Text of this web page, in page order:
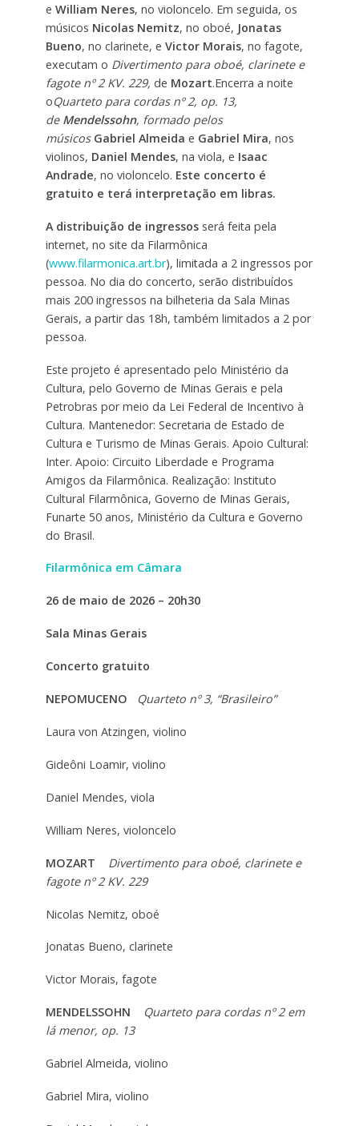
e William Neres, no violoncelo. Em seguida, os
músicos Nicolas Nemitz, no oboé, Jonatas
Bueno, no clarinete, e Victor Morais, no fagote,
executam o Divertimento para oboé, clarinete e
fagote nº 2 KV. 229, de Mozart.Encerra a noite
oQuarteto para cordas nº 2, op. 13,
de Mendelssohn, formado pelos
músicos Gabriel Almeida e Gabriel Mira, nos
violinos, Daniel Mendes, na viola, e Isaac
Andrade, no violoncelo. Este concerto é
gratuito e terá interpretação em libras.
A distribuição de ingressos será feita pela
internet, no site da Filarmônica
(www.filarmonica.art.br), limitada a 2 ingressos por
pessoa. No dia do concerto, serão distribuídos
mais 200 ingressos na bilheteria da Sala Minas
Gerais, a partir das 18h, também limitados a 2 por
pessoa.
Este projeto é apresentado pelo Ministério da
Cultura, pelo Governo de Minas Gerais e pela
Petrobras por meio da Lei Federal de Incentivo à
Cultura. Mantenedor: Secretaria de Estado de
Cultura e Turismo de Minas Gerais. Apoio Cultural:
Inter. Apoio: Circuito Liberdade e Programa
Amigos da Filarmônica. Realização: Instituto
Cultural Filarmônica, Governo de Minas Gerais,
Funarte 50 anos, Ministério da Cultura e Governo
do Brasil.
Filarmônica em Câmara
26 de maio de 2026 – 20h30
Sala Minas Gerais
Concerto gratuito
NEPOMUCENO Quarteto nº 3, “Brasileiro”
Laura von Atzingen, violino
Gideôni Loamir, violino
Daniel Mendes, viola
William Neres, violoncelo
MOZART Divertimento para oboé, clarinete e
fagote nº 2 KV. 229
Nicolas Nemitz, oboé
Jonatas Bueno, clarinete
Victor Morais, fagote
MENDELSSOHN
Quarteto para cordas nº 2 em
lá menor, op. 13
Gabriel Almeida, violino
Gabriel Mira, violino